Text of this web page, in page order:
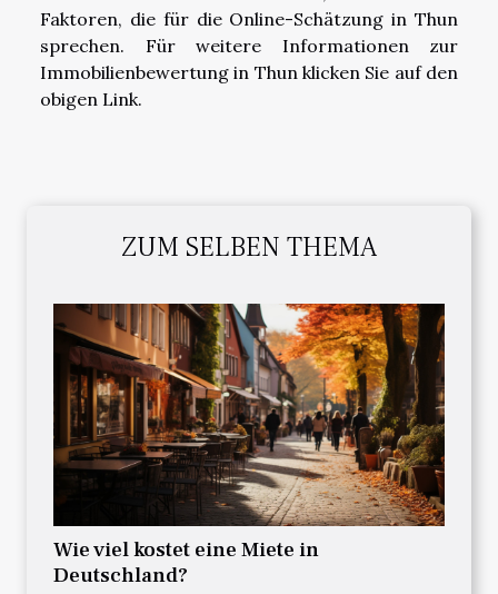
Faktoren, die für die Online-Schätzung in Thun
sprechen. Für weitere Informationen zur
Immobilienbewertung in Thun klicken Sie auf den
obigen Link.
ZUM SELBEN THEMA
Wie viel kostet eine Miete in
Deutschland?